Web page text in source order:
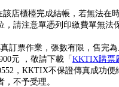
店櫃檯完成結帳，若無法
請注意單憑列印繳費單無法
訂票作業，張數有限，售完為
元 ，敬請下載「 KKTIX購票
，KKTIX不保證傳真成功
不予受理。